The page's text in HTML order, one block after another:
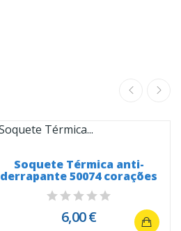
Soquete Térmica anti-
derrapante 50074 corações
6,00 €